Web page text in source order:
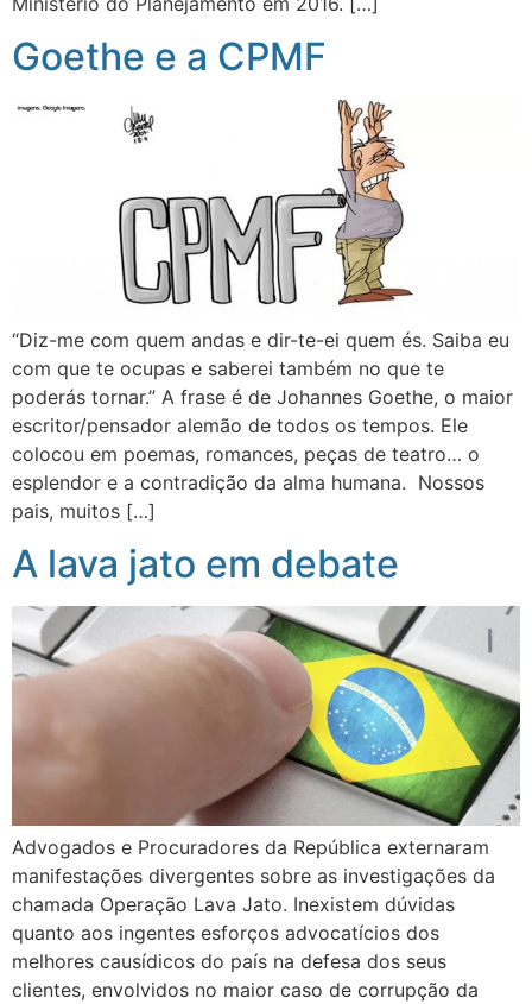
Goethe e a CPMF
“Diz-me com quem andas e dir-te-ei quem és. Saiba eu
com que te ocupas e saberei também no que te
poderás tornar.” A frase é de Johannes Goethe, o maior
escritor/pensador alemão de todos os tempos. Ele
colocou em poemas, romances, peças de teatro… o
esplendor e a contradição da alma humana. Nossos
pais, muitos […]
A lava jato em debate
Advogados e Procuradores da República externaram
manifestações divergentes sobre as investigações da
chamada Operação Lava Jato. Inexistem dúvidas
quanto aos ingentes esforços advocatícios dos
melhores causídicos do país na defesa dos seus
clientes, envolvidos no maior caso de corrupção da